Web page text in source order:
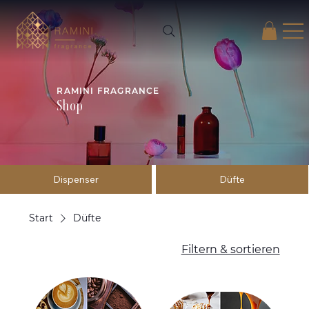
RAMINI FRAGRANCE
Shop
Dispenser Düfte
Start Düfte
Filtern & sortieren